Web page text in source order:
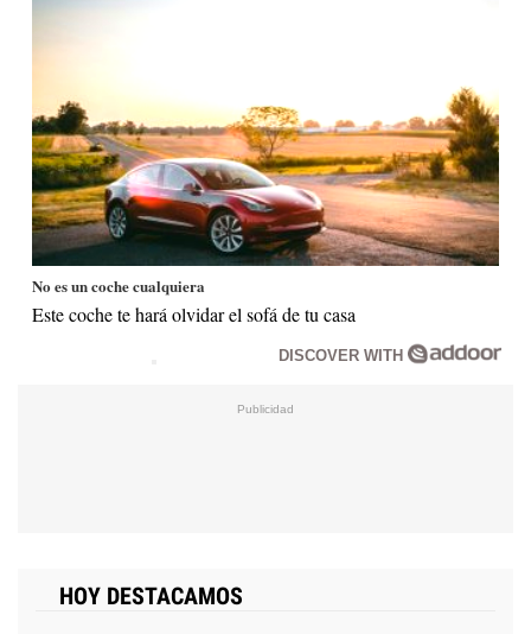
No es un coche cualquiera
Este coche te hará olvidar el sofá de tu casa
DISCOVER WITH
HOY DESTACAMOS